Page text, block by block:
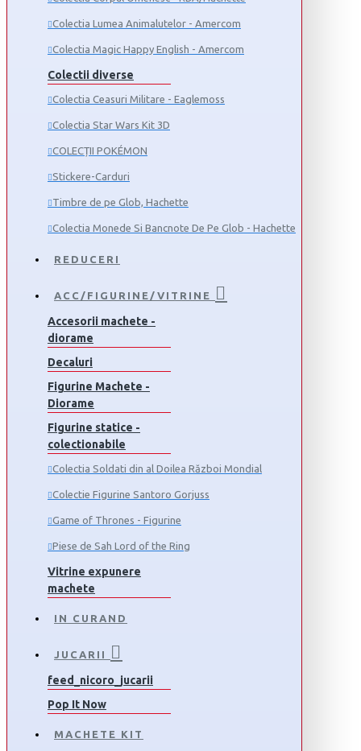
Colectia Lumea Animalutelor - Amercom
Colectia Magic Happy English - Amercom
Colectii diverse
Colectia Ceasuri Militare - Eaglemoss
Colectia Star Wars Kit 3D
COLECȚII POKÉMON
Stickere-Carduri
Timbre de pe Glob, Hachette
Colectia Monede Si Bancnote De Pe Glob - Hachette
REDUCERI
ACC/FIGURINE/VITRINE
Accesorii machete -
diorame
Decaluri
Figurine Machete -
Diorame
Figurine statice -
colectionabile
Colectia Soldati din al Doilea Război Mondial
Colectie Figurine Santoro Gorjuss
Game of Thrones - Figurine
Piese de Sah Lord of the Ring
Vitrine expunere
machete
IN CURAND
JUCARII
feed_nicoro_jucarii
Pop It Now
MACHETE KIT